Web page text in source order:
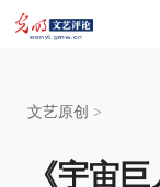
文艺原创 >
《宇宙